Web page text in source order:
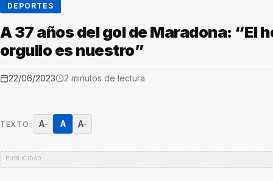
DEPORTES
A 37 años del gol de Maradona: “El
orgullo es nuestro”
22/06/2023 2 minutos de lectura
TEXTO: A− A A+